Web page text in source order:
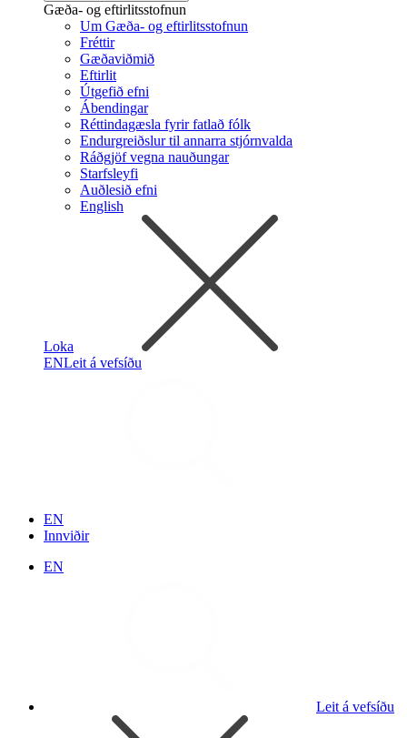
Gæða- og eftirlitsstofnun
Um Gæða- og eftirlitsstofnun
Fréttir
Gæðaviðmið
Eftirlit
Útgefið efni
Ábendingar
Réttindagæsla fyrir fatlað fólk
Endurgreiðslur til annarra stjórnvalda
Ráðgjöf vegna nauðungar
Starfsleyfi
Auðlesið efni
English
Loka
ENLeit á vefsíðu
EN
Innviðir
EN
Leit á vefsíðu